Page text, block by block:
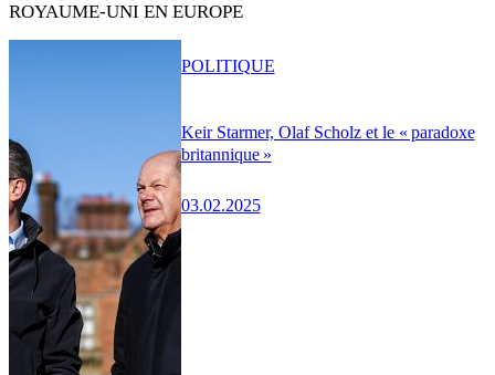
ROYAUME-UNI EN EUROPE
Keir Starmer, Olaf Scholz et le « paradoxe
britannique »
03.02.2025
POLITIQUE